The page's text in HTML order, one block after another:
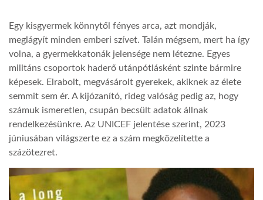
Egy kisgyermek könnytől fényes arca, azt mondják,
meglágyít minden emberi szívet. Talán mégsem, mert ha így
volna, a gyermekkatonák jelensége nem létezne. Egyes
militáns csoportok haderő utánpótlásként szinte bármire
képesek. Elrabolt, megvásárolt gyerekek, akiknek az élete
semmit sem ér. A kijózanító, rideg valóság pedig az, hogy
számuk ismeretlen, csupán becsült adatok állnak
rendelkezésünkre. Az UNICEF jelentése szerint, 2023
júniusában világszerte ez a szám megközelítette a
százötezret.